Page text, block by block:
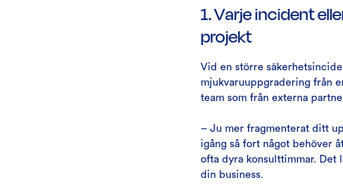
1. Varje incident
projekt
Vid en större
mjukvaruuppgradering från
team som från externa
– Ju mer fragmenterat ditt
igång så fort något behöver
ofta dyra konsulttimmar.
din business.